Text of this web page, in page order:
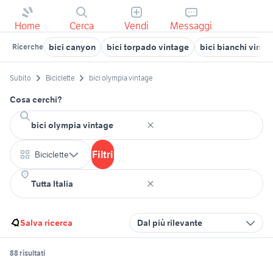
Home Cerca Vendi Messaggi
Ricerche bici canyon bici torpado vintage bici bianchi
Subito Biciclette bici olympia vintage
Cosa cerchi?
Biciclette Filtri
Salva ricerca Dal più rilevante
88 risultati